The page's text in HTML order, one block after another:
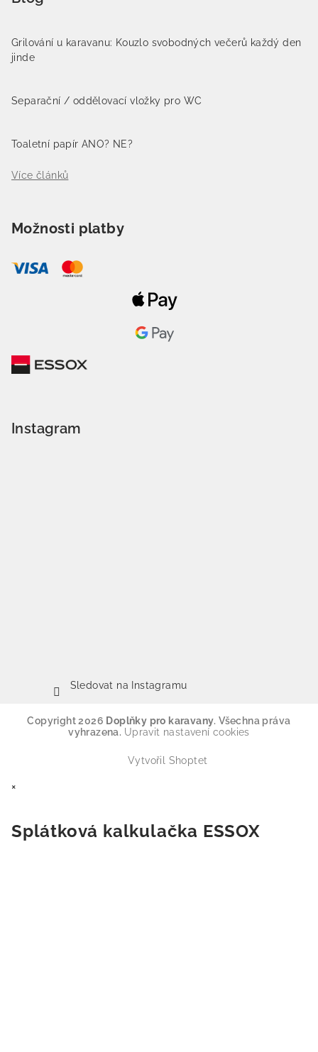
Grilování u karavanu: Kouzlo svobodných večerů každý den
jinde
Separační / oddělovací vložky pro WC
Toaletní papír ANO? NE?
Více článků
Možnosti platby
Instagram
Sledovat na Instagramu
Copyright 2026 Doplňky pro karavany. Všechna práva
vyhrazena. Upravit nastavení cookies
Vytvořil Shoptet
×
Splátková kalkulačka ESSOX